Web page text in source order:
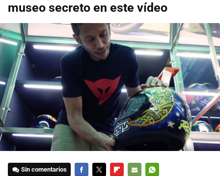
museo secreto en este vídeo
Sin comentarios